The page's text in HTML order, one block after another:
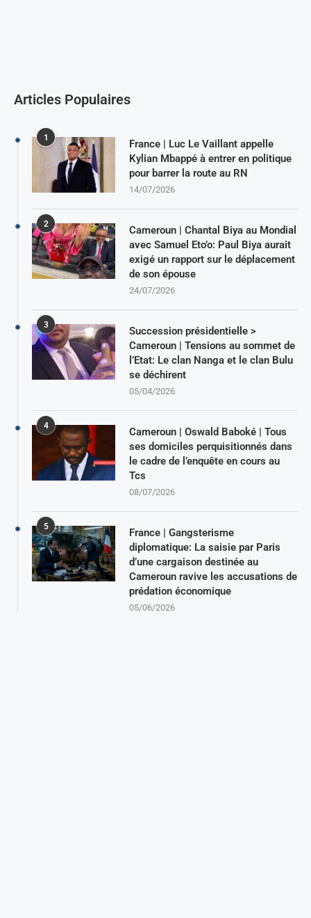
Articles Populaires
1
France | Luc Le Vaillant appelle
Kylian Mbappé à entrer en politique
pour barrer la route au RN
14/07/2026
2
Cameroun | Chantal Biya au Mondial
avec Samuel Eto’o: Paul Biya aurait
exigé un rapport sur le déplacement
de son épouse
24/07/2026
3
Succession présidentielle >
Cameroun | Tensions au sommet de
l’Etat: Le clan Nanga et le clan Bulu
se déchirent
05/04/2026
4
Cameroun | Oswald Baboké | Tous
ses domiciles perquisitionnés dans
le cadre de l’enquête en cours au
Tcs
08/07/2026
5
France | Gangsterisme
diplomatique: La saisie par Paris
d’une cargaison destinée au
Cameroun ravive les accusations de
prédation économique
05/06/2026